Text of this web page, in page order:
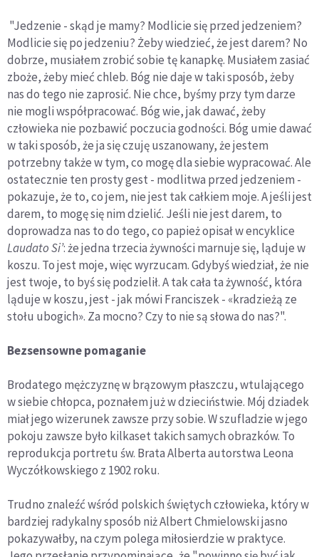
"Jedzenie - skąd je mamy? Modlicie się przed jedzeniem?
Modlicie się po jedzeniu? Żeby wiedzieć, że jest darem? No
dobrze, musiałem zrobić sobie tę kanapkę. Musiałem zasiać
zboże, żeby mieć chleb. Bóg nie daje w taki sposób, żeby
nas do tego nie zaprosić. Nie chce, byśmy przy tym darze
nie mogli współpracować. Bóg wie, jak dawać, żeby
człowieka nie pozbawić poczucia godności. Bóg umie dawać
w taki sposób, że ja się czuję uszanowany, że jestem
potrzebny także w tym, co mogę dla siebie wypracować. Ale
ostatecznie ten prosty gest - modlitwa przed jedzeniem -
pokazuje, że to, co jem, nie jest tak całkiem moje. A jeśli jest
darem, to mogę się nim dzielić. Jeśli nie jest darem, to
doprowadza nas to do tego, co papież opisał w encyklice
Laudato Si’: że jedna trzecia żywności marnuje się, ląduje w
koszu. To jest moje, więc wyrzucam. Gdybyś wiedział, że nie
jest twoje, to byś się podzielił. A tak cała ta żywność, która
ląduje w koszu, jest - jak mówi Franciszek - «kradzieżą ze
stołu ubogich». Za mocno? Czy to nie są słowa do nas?".
Bezsensowne pomaganie
Brodatego mężczyznę w brązowym płaszczu, wtulającego
w siebie chłopca, poznałem już w dzieciństwie. Mój dziadek
miał jego wizerunek zawsze przy sobie. W szufladzie w jego
pokoju zawsze było kilkaset takich samych obrazków. To
reprodukcja portretu św. Brata Alberta autorstwa Leona
Wyczółkowskiego z 1902 roku.
Trudno znaleźć wśród polskich świętych człowieka, który w
bardziej radykalny sposób niż Albert Chmielowski jasno
pokazywałby, na czym polega miłosierdzie w praktyce.